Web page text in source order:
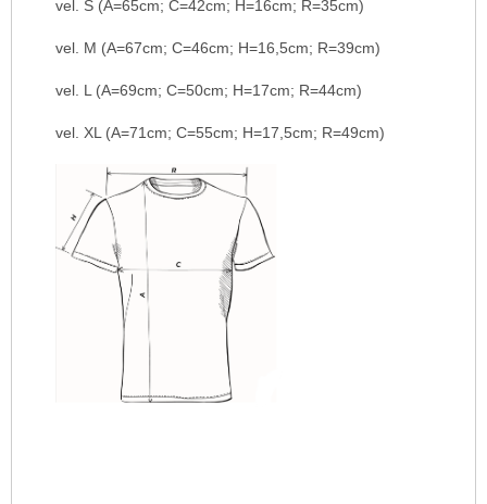
vel. S (A=65cm; C=42cm; H=16cm; R=35cm)
vel. M (A=67cm; C=46cm; H=16,5cm; R=39cm)
vel. L (A=69cm; C=50cm; H=17cm; R=44cm)
vel. XL (A=71cm; C=55cm; H=17,5cm; R=49cm)